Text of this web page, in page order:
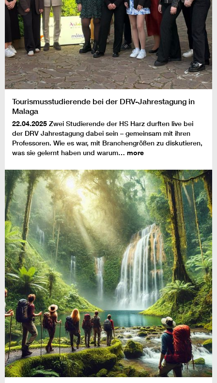
Tourismusstudierende bei der DRV-Jahrestagung in
Malaga
22.04.2025 Zwei Studierende der HS Harz durften live bei
der DRV Jahrestagung dabei sein – gemeinsam mit ihren
Professoren. Wie es war, mit Branchengrößen zu diskutieren,
was sie gelernt haben und warum… more